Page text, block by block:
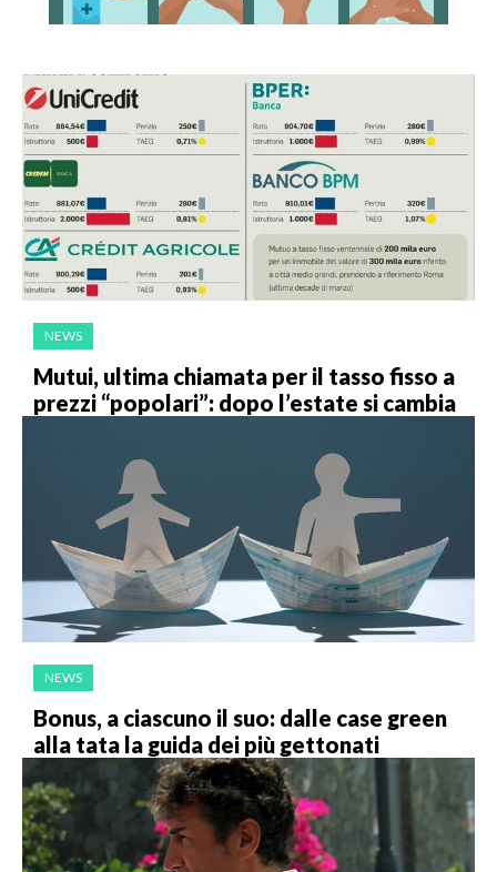
NEWS
Mutui, ultima chiamata per il tasso fisso a
prezzi “popolari”: dopo l’estate si cambia
NEWS
Bonus, a ciascuno il suo: dalle case green
alla tata la guida dei più gettonati